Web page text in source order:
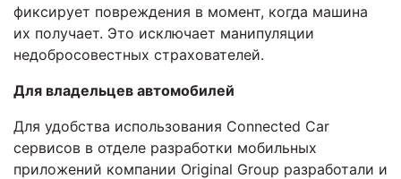
фиксирует повреждения в момент, когда машина
их получает. Это исключает манипуляции
недобросовестных страхователей.
Для владельцев автомобилей
Для удобства использования Connected Car
сервисов в отделе разработки мобильных
приложений компании Original Group разработали и